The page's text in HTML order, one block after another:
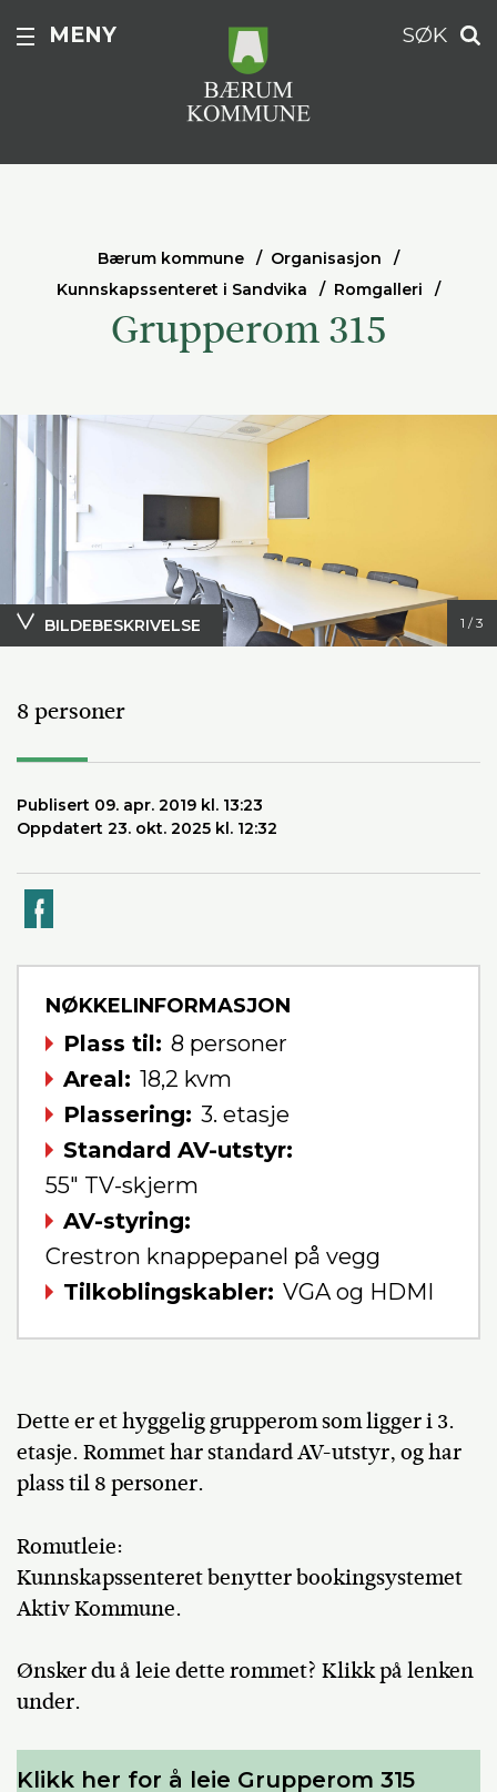
MENY SØK
Bærum kommune
Organisasjon
Kunnskapssenteret i Sandvika
Romgalleri
Grupperom 315
1 / 3
BILDEBESKRIVELSE
8 personer
Publisert 09. apr. 2019 kl. 13:23
Oppdatert 23. okt. 2025 kl. 12:32
NØKKELINFORMASJON
Plass til
8 personer
Areal
18,2 kvm
Plassering
3. etasje
Standard AV-utstyr
55" TV-skjerm
AV-styring
Crestron knappepanel på vegg
Tilkoblingskabler VGA og HDMI
Dette er et hyggelig grupperom som ligger i 3.
etasje. Rommet har standard AV-utstyr, og har
plass til 8 personer.
Romutleie:
Kunnskapssenteret benytter bookingsystemet
Aktiv Kommune.
Ønsker du å leie dette rommet? Klikk på lenken
under.
Klikk her for å leie Grupperom 315